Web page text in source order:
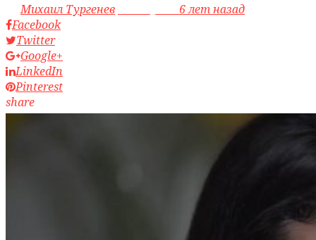
byМихаил Тургенев
6 лет назад
Facebook
Twitter
Google+
LinkedIn
Pinterest
share